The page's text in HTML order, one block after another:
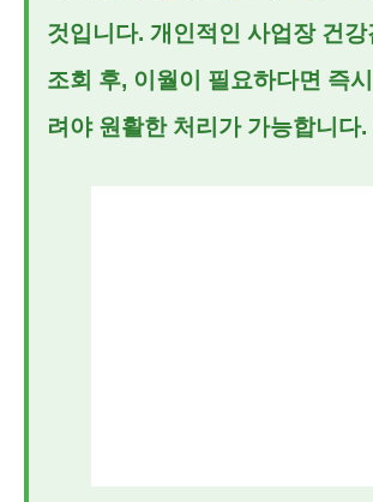
것입니다. 개인적인 사업장 건
조회 후, 이월이 필요하다면 즉
려야 원활한 처리가 가능합니다.